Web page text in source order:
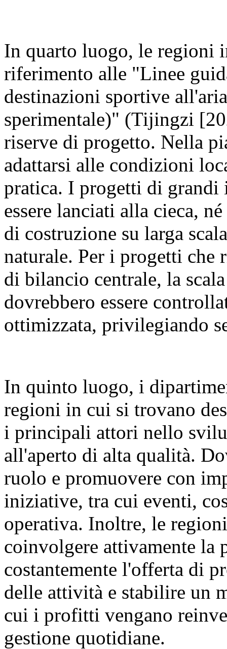
In quarto luogo, le regioni
riferimento alle "Linee
destinazioni sportive
sperimentale)" (Tijingzi
riserve di progetto. Nella
adattarsi alle condizioni
pratica. I progetti di
essere lanciati alla cieca,
di costruzione su larga
naturale. Per i progetti
di bilancio centrale, la
dovrebbero essere
ottimizzata, privilegiando
In quinto luogo, i
regioni in cui si trovano
i principali attori nello
all'aperto di alta qualità.
ruolo e promuovere con
iniziative, tra cui eventi,
operativa. Inoltre, le
coinvolgere attivamente la
costantemente l'offerta di
delle attività e stabilire un
cui i profitti vengano
gestione quotidiane.